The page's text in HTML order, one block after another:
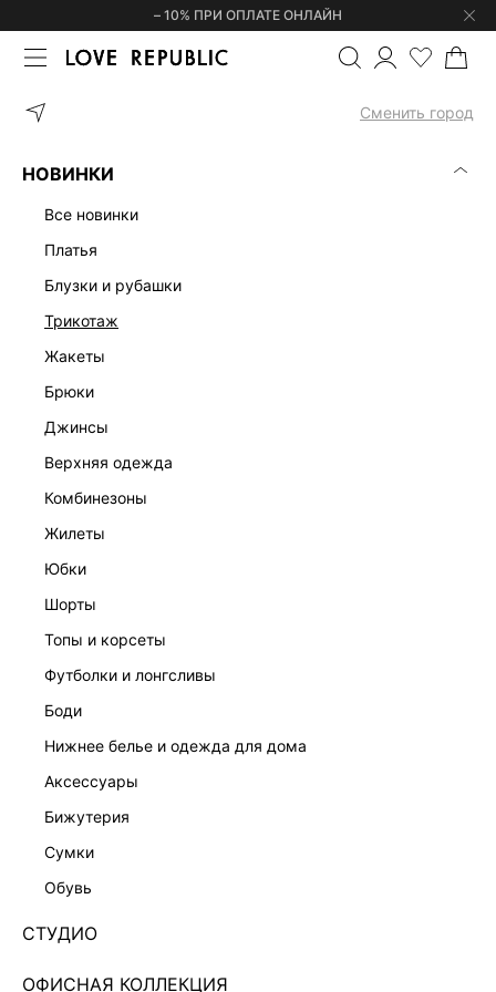
– 10% ПРИ ОПЛАТЕ ОНЛАЙН
Сменить город
НОВИНКИ
все новинки
платья
блузки и рубашки
трикотаж
жакеты
брюки
джинсы
верхняя одежда
комбинезоны
жилеты
юбки
шорты
топы и корсеты
футболки и лонгсливы
боди
нижнее белье и одежда для дома
аксессуары
бижутерия
сумки
обувь
СТУДИО
ОФИСНАЯ КОЛЛЕКЦИЯ
ГЛАВНАЯ ФУТБОЛКИ | ЛОНГСЛИВЫ ФУТБОЛКА
2 599 ₽-77%
ЦВЕТ:КОРИЧНЕВЫЙ